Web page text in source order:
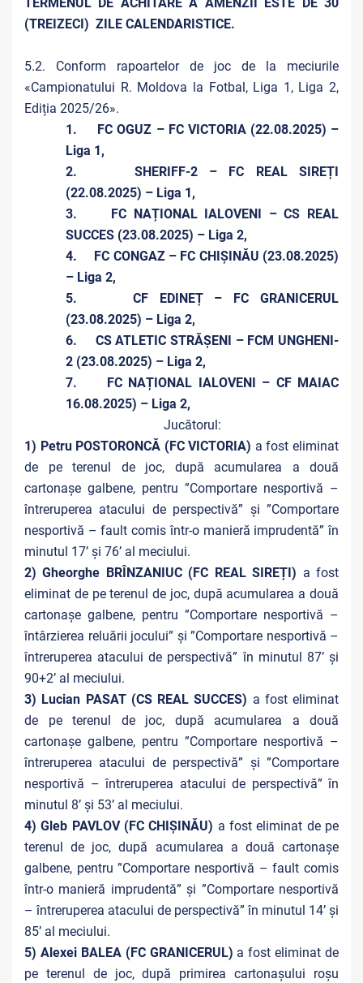
(TREIZECI) ZILE CALENDARISTICE.
5.2. Conform rapoartelor de joc de la meciurile
«Campionatului R. Moldova la Fotbal, Liga 1, Liga 2,
Ediția 2025/26».
1. FC OGUZ – FC VICTORIA (22.08.2025) –
Liga 1,
2. SHERIFF-2 – FC REAL SIREȚI
(22.08.2025) – Liga 1,
3. FC NAȚIONAL IALOVENI – CS REAL
SUCCES (23.08.2025) – Liga 2,
4. FC CONGAZ – FC CHIȘINĂU (23.08.2025)
– Liga 2,
5. CF EDINEȚ – FC GRANICERUL
(23.08.2025) – Liga 2,
6. CS ATLETIC STRĂȘENI – FCM UNGHENI-
2 (23.08.2025) – Liga 2,
7. FC NAȚIONAL IALOVENI – CF MAIAC
16.08.2025) – Liga 2,
Jucătorul:
1) Petru POSTORONCĂ (FC VICTORIA) a fost eliminat
de pe terenul de joc, după acumularea a două
cartonașe galbene, pentru ”Comportare nesportivă –
întreruperea atacului de perspectivă” și ”Comportare
nesportivă – fault comis într-o manieră imprudentă” în
minutul 17’ și 76’ al meciului.
2) Gheorghe BRÎNZANIUC (FC REAL SIREȚI) a fost
eliminat de pe terenul de joc, după acumularea a două
cartonașe galbene, pentru ”Comportare nesportivă –
întârzierea reluării jocului” și ”Comportare nesportivă –
întreruperea atacului de perspectivă” în minutul 87’ și
90+2’ al meciului.
3) Lucian PASAT (CS REAL SUCCES) a fost eliminat
de pe terenul de joc, după acumularea a două
cartonașe galbene, pentru ”Comportare nesportivă –
întreruperea atacului de perspectivă” și ”Comportare
nesportivă – întreruperea atacului de perspectivă” în
minutul 8’ și 53’ al meciului.
4) Gleb PAVLOV (FC CHIȘINĂU) a fost eliminat de pe
terenul de joc, după acumularea a două cartonașe
galbene, pentru ”Comportare nesportivă – fault comis
într-o manieră imprudentă” și ”Comportare nesportivă
– întreruperea atacului de perspectivă” în minutul 14’ și
85’ al meciului.
5) Alexei BALEA (FC GRANICERUL) a fost eliminat de
pe terenul de joc, după primirea cartonașului roșu